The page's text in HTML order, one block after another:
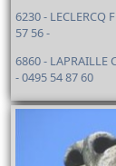
6230 - LECLERCQ
57 56 -
6860 - LAPRAILLE
- 0495 54 87 60